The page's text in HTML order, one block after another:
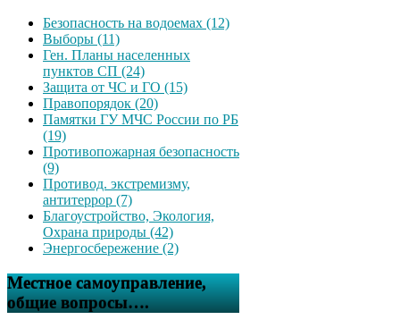
Безопасность на водоемах (12)
Выборы (11)
Ген. Планы населенных
пунктов СП (24)
Защита от ЧС и ГО (15)
Правопорядок (20)
Памятки ГУ МЧС России по РБ
(19)
Противопожарная безопасность
(9)
Противод. экстремизму,
антитеррор (7)
Благоустройство, Экология,
Охрана природы (42)
Энергосбережение (2)
Местное самоуправление,
общие вопросы….